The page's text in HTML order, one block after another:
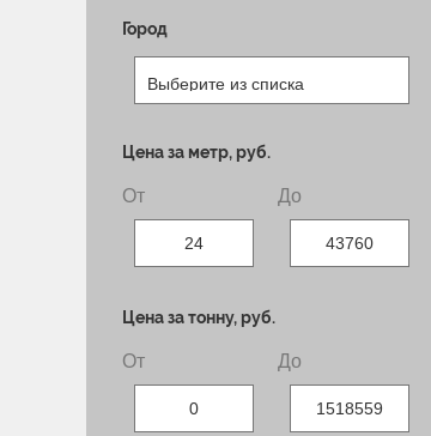
Город
Цена за метр, руб.
От До
Цена за тонну, руб.
От До